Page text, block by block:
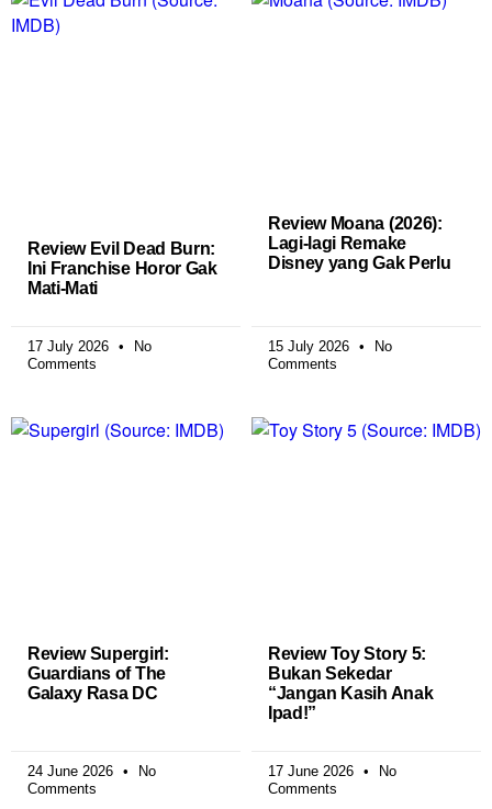
Review Evil Dead Burn:
Ini Franchise Horor Gak
Mati-Mati
17 July 2026
No
Comments
Review Moana (2026):
Lagi-lagi Remake
Disney yang Gak Perlu
15 July 2026
No
Comments
Review Supergirl:
Guardians of The
Galaxy Rasa DC
24 June 2026
No
Comments
Review Toy Story 5:
Bukan Sekedar
“Jangan Kasih Anak
Ipad!”
17 June 2026
No
Comments